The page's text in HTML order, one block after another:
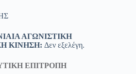
ΑΓΩΝΙΣΤΙΚΗ
ΚΙΝΗΣΗ: Δεν εξελέγη.
ΕΠΙΤΡΟΠΗ